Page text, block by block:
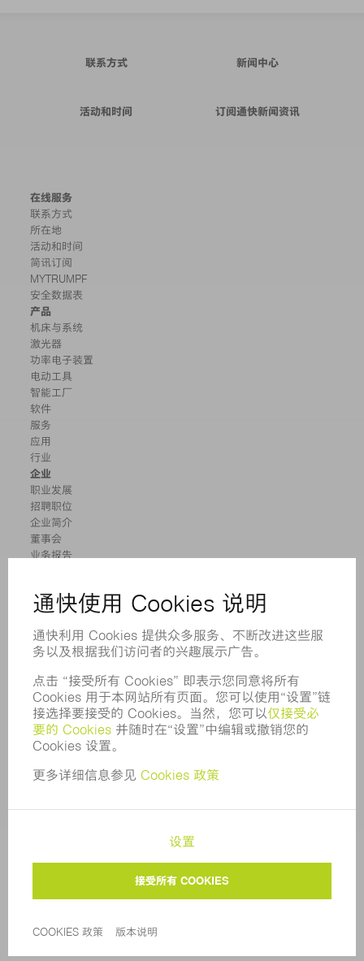
联系方式 新闻中心
活动和时间 订阅通快新闻资讯
在线服务
联系方式
所在地
活动和时间
简讯订阅
MYTRUMPF
安全数据表
产品
机床与系统
激光器
功率电子装置
电动工具
智能工厂
软件
服务
应用
行业
企业
职业发展
招聘职位
企业简介
董事会
业务报告
举报系统
新闻稿
杂志
环境和气候
社会和公共事务
企业管理
数据保护
通快通用采购条款及条件
COOKIE 设置 隐私设置
© 2026 TRUMPF | 苏公网安备 32058502010513号|苏